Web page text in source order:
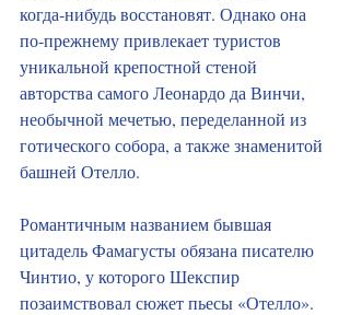
когда‑нибудь восстановят. Однако она
по‑прежнему привлекает туристов
уникальной крепостной стеной
авторства самого Леонардо да Винчи,
необычной мечетью, переделанной из
готического собора, а также знаменитой
башней Отелло.
Романтичным названием бывшая
цитадель Фамагусты обязана писателю
Чинтио, у которого Шекспир
позаимствовал сюжет пьесы «Отелло».